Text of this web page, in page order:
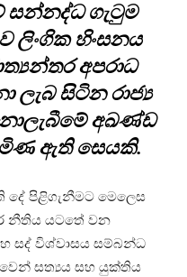
සන්නද්ධ ගැටුම
ලිංගික හිංසනය
අපරාධ
සිටින රාජ්‍ය
අඛණ්ඩ
ඇති සෙයකි.
පිළිගැනීමට මෙලෙස
නීතිය යටතේ වන
සද් විශ්වාසය සම්බන්ධ
සත්‍යය සහ යුක්තිය